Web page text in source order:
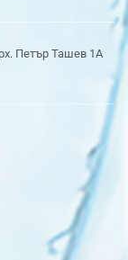
Петър Ташев 1А